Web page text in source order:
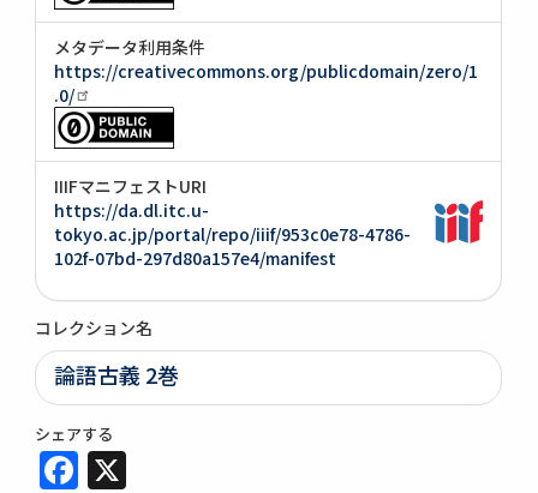
メタデータ利用条件
https://creativecommons.org/publicdomain/zero/1
.0/
IIIFマニフェストURI
https://da.dl.itc.u-
tokyo.ac.jp/portal/repo/iiif/953c0e78-4786-
102f-07bd-297d80a157e4/manifest
コレクション名
論語古義 2巻
シェアする
Facebook